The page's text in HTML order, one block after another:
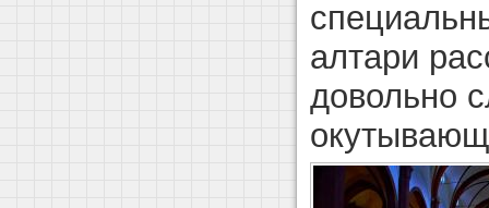
алтари
довольно